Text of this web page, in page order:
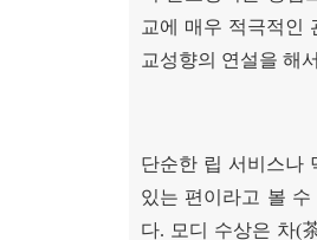
교에 매우 적극적인
교성향의 연설을 해
단순한 립 서비스나
있는 편이라고 볼 수
다. 모디 수상은 차(